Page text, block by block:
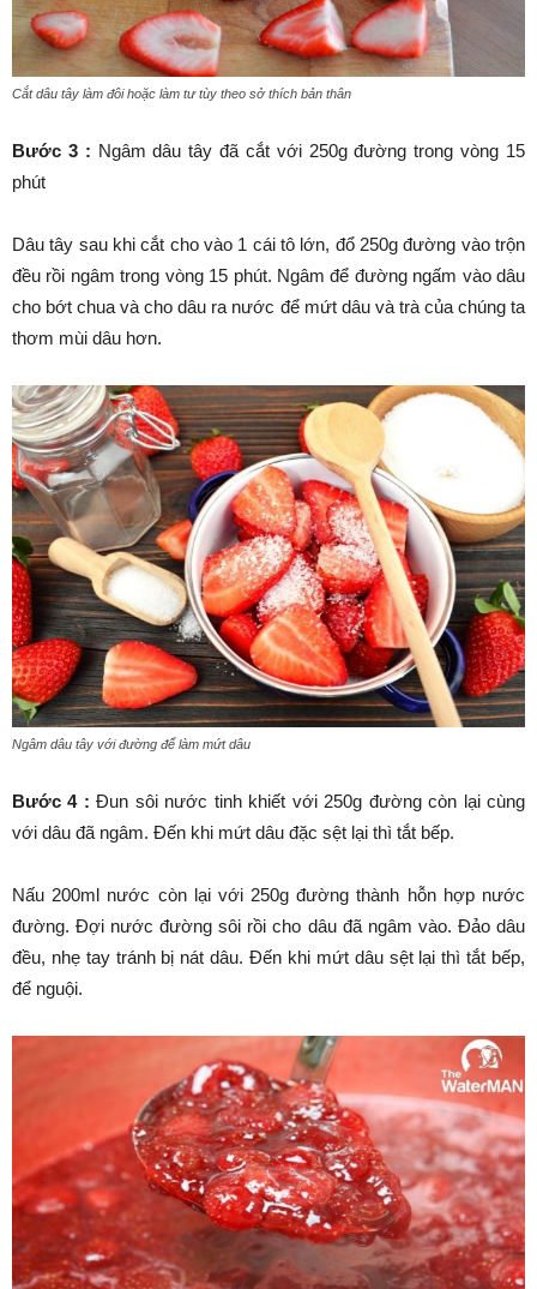
Cắt dâu tây làm đôi hoặc làm tư tùy theo sở thích bản thân
Bước 3 : Ngâm dâu tây đã cắt với 250g đường trong vòng 15
phút
Dâu tây sau khi cắt cho vào 1 cái tô lớn, đổ 250g đường vào trộn
đều rồi ngâm trong vòng 15 phút. Ngâm để đường ngấm vào dâu
cho bớt chua và cho dâu ra nước để mứt dâu và trà của chúng ta
thơm mùi dâu hơn.
Ngâm dâu tây với đường để làm mứt dâu
Bước 4 : Đun sôi nước tinh khiết với 250g đường còn lại cùng
với dâu đã ngâm. Đến khi mứt dâu đặc sệt lại thì tắt bếp.
Nấu 200ml nước còn lại với 250g đường thành hỗn hợp nước
đường. Đợi nước đường sôi rồi cho dâu đã ngâm vào. Đảo dâu
đều, nhẹ tay tránh bị nát dâu. Đến khi mứt dâu sệt lại thì tắt bếp,
để nguội.